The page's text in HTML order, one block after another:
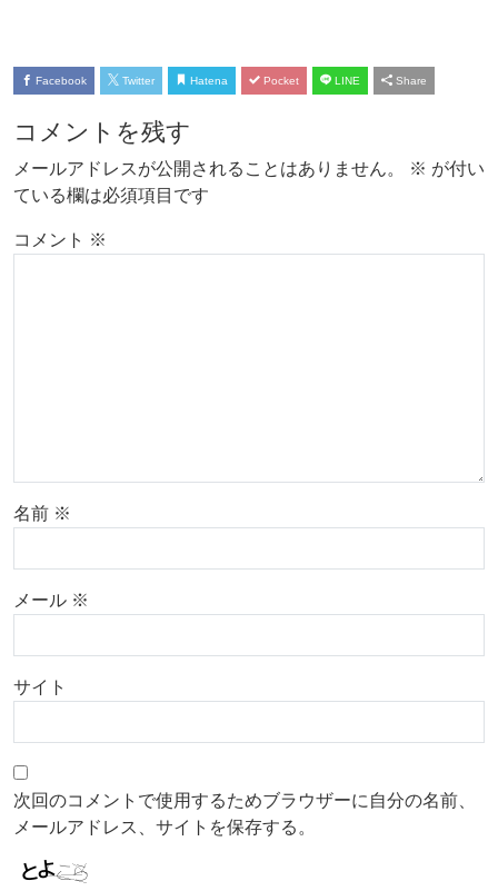
Facebook Twitter Hatena Pocket LINE Share
コメントを残す
メールアドレスが公開されることはありません。 ※ が付い
ている欄は必須項目です
コメント ※
名前 ※
メール ※
サイト
次回のコメントで使用するためブラウザーに自分の名前、
メールアドレス、サイトを保存する。